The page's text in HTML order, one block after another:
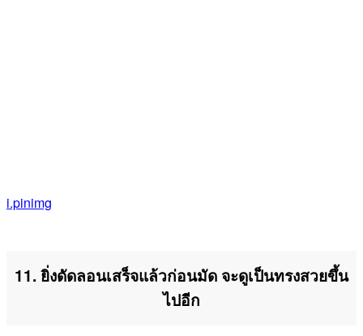
i.pinimg
11. ยิ่งดัดลอนเสร็จแล้วก่อนมัด จะดูเป็นทรงสวยขึ้น
ไปอีก